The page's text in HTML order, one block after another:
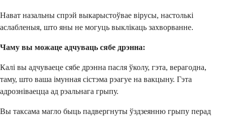
Нават назальны спрэй выкарыстоўвае вірусы, настолькі
аслабленыя, што яны не могуць выклікаць захворванне.
Чаму вы можаце адчуваць сябе дрэнна:
Калі вы адчуваеце сябе дрэнна пасля ўколу, гэта, верагодна,
таму, што ваша імунная сістэма рэагуе на вакцыну. Гэта
адрозніваецца ад рэальнага грыпу.
Вы таксама магло быць падвергнуты ўздзеянню грыпу перад